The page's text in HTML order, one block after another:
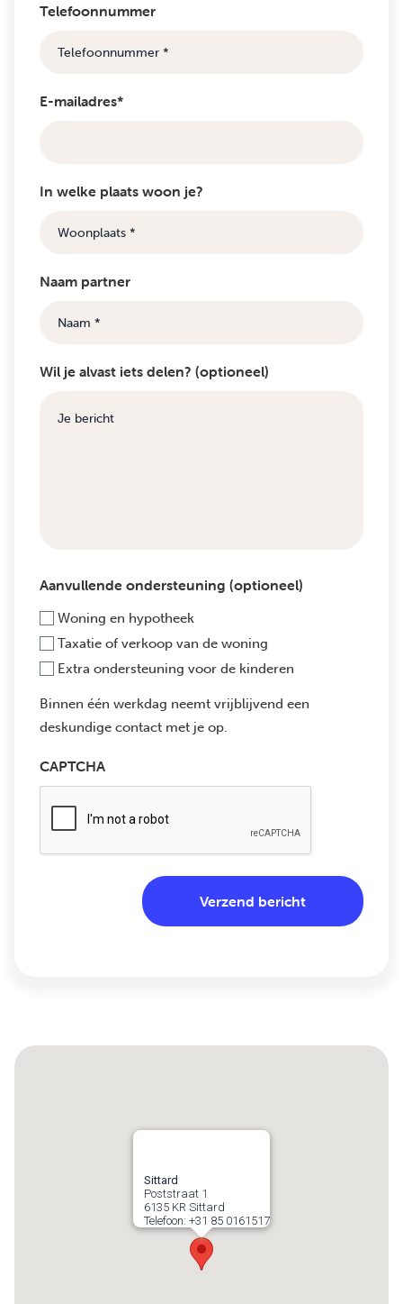
Telefoonnummer
E-mailadres*
In welke plaats woon je?
Naam partner
Wil je alvast iets delen? (optioneel)
Aanvullende ondersteuning (optioneel)
Woning en hypotheek
Taxatie of verkoop van de woning
Extra ondersteuning voor de kinderen
Binnen één werkdag neemt vrijblijvend een
deskundige contact met je op.
CAPTCHA
Sittard
Poststraat 1
6135 KR Sittard
Telefoon: +31 85 0161517